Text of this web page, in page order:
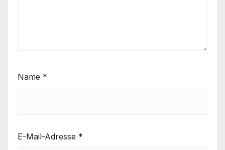
Name *
E-Mail-Adresse *